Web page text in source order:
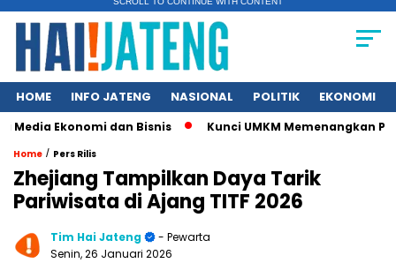
HOME INFO JATENG NASIONAL POLITIK EKONOMI
Ekonomi dan Bisnis Kunci UMKM Memenangkan
Home / Pers Rilis
Zhejiang Tampilkan Daya Tarik
Pariwisata di Ajang TITF 2026
Tim Hai Jateng
- Pewarta
Senin, 26 Januari 2026